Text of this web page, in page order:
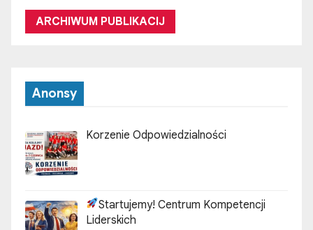
ARCHIWUM PUBLIKACIJ
Anonsy
Korzenie Odpowiedzialności
Startujemy! Centrum Kompetencji
Liderskich